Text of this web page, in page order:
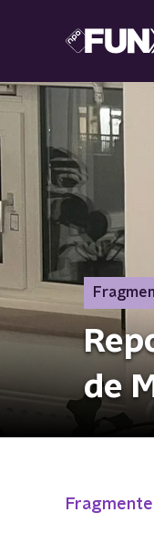
de